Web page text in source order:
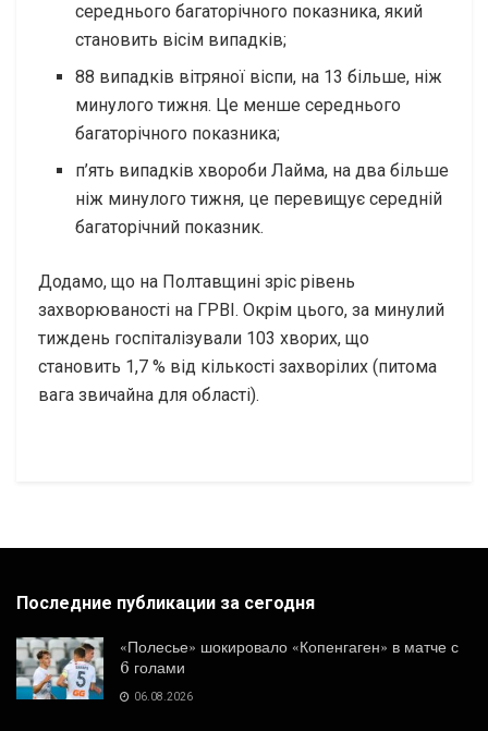
середнього багаторічного показника, який
становить вісім випадків;
88 випадків вітряної віспи, на 13 більше, ніж
минулого тижня. Це менше середнього
багаторічного показника;
п’ять випадків хвороби Лайма, на два більше
ніж минулого тижня, це перевищує середній
багаторічний показник.
Додамо, що на Полтавщині зріс рівень
захворюваності на ГРВІ. Окрім цього, за минулий
тиждень госпіталізували 103 хворих, що
становить 1,7 % від кількості захворілих (питома
вага звичайна для області).
Последние публикации за сегодня
«Полесье» шокировало «Копенгаген» в матче с
6 голами
06.08.2026